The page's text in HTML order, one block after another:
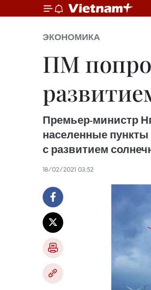
ЭКОНОМИКА
ПМ
Премьер-министр
населенные пункты
с развитием
18/02/2021 03:52